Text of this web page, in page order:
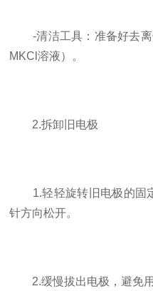
-清洁工具：准备好去离
MKCl溶液）。
2.拆卸旧电极
1.轻轻旋转旧电极的固
针方向松开。
2.缓慢拔出电极，避免用